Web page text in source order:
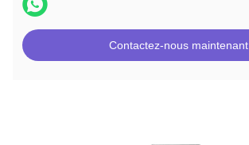
Contactez-nous maintenant